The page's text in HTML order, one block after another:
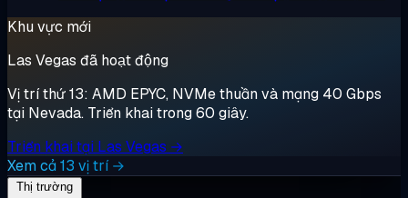
Khu vực mới
Las Vegas đã hoạt động
Vị trí thứ 13: AMD EPYC, NVMe thuần và mạng 40 Gbps
tại Nevada. Triển khai trong 60 giây.
Triển khai tại Las Vegas →
Xem cả 13 vị trí →